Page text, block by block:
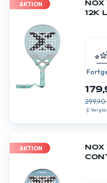
AKTION
NOX
12K
AKTION
NOX